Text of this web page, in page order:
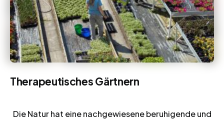
Therapeutisches Gärtnern
Die Natur hat eine nachgewiesene beruhigende und